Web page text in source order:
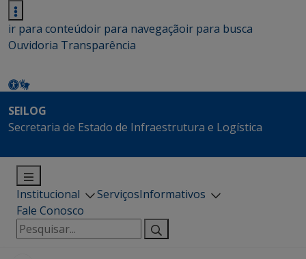
ir para conteúdoir para navegaçãoir para busca
Ouvidoria Transparência
SEILOG
Secretaria de Estado de Infraestrutura e Logística
Institucional ServiçosInformativos
Fale Conosco
Pesquisar
por: